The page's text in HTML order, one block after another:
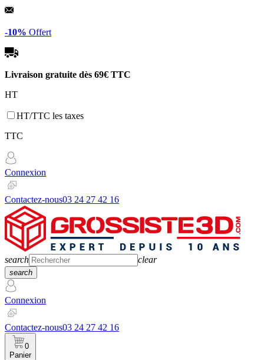
Panneau de gestion des cookies
-10% Offert
Livraison gratuite dès 69€ TTC
HT
HT/TTC les taxes
TTC
Connexion
Contactez-nous03 24 27 42 16
search clear
search
Connexion
Contactez-nous03 24 27 42 16
0
Panier